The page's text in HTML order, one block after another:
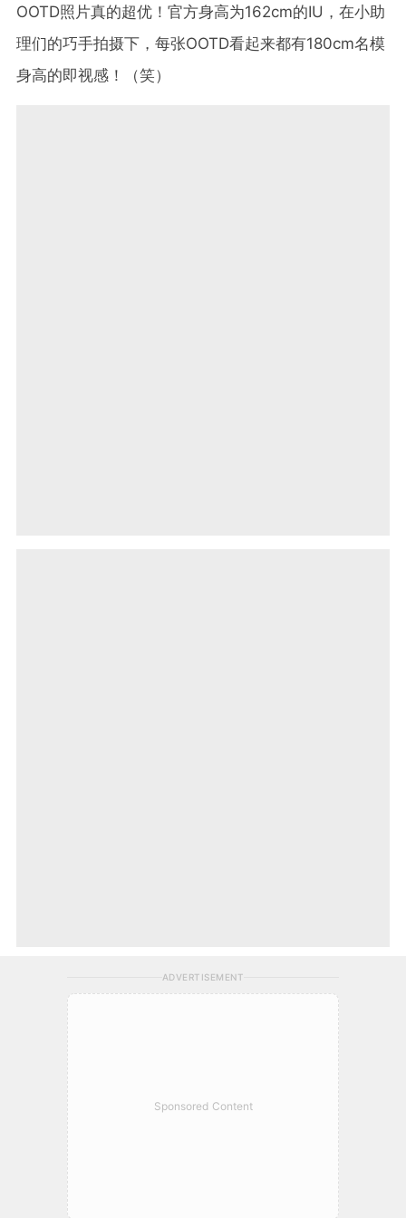
OOTD照片真的超优！官方身高为162cm的IU，在小助
理们的巧手拍摄下，每张OOTD看起来都有180cm名模
身高的即视感！（笑）
ADVERTISEMENT
Sponsored Content